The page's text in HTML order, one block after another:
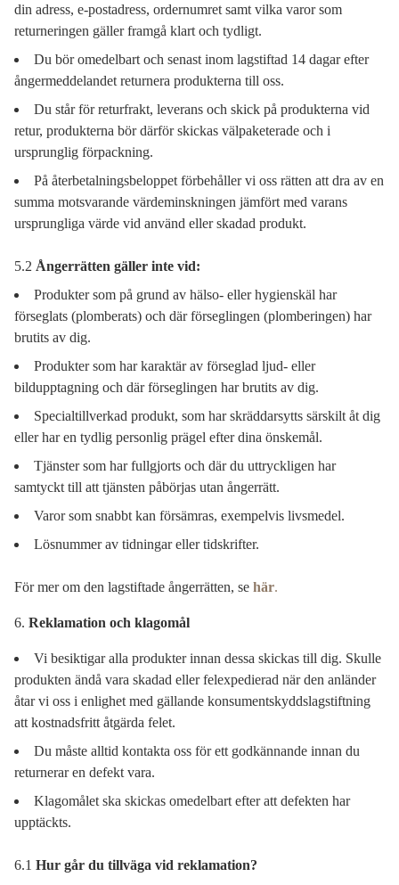
din adress, e-postadress, ordernumret samt vilka varor som
returneringen gäller framgå klart och tydligt.
Du bör omedelbart och senast inom lagstiftad 14 dagar efter
ångermeddelandet returnera produkterna till oss.
Du står för returfrakt, leverans och skick på produkterna vid
retur, produkterna bör därför skickas välpaketerade och i
ursprunglig förpackning.
På återbetalningsbeloppet förbehåller vi oss rätten att dra av en
summa motsvarande värdeminskningen jämfört med varans
ursprungliga värde vid använd eller skadad produkt.
5.2 Ångerrätten gäller inte vid:
Produkter som på grund av hälso- eller hygienskäl har
förseglats (plomberats) och där förseglingen (plomberingen) har
brutits av dig.
Produkter som har karaktär av förseglad ljud- eller
bildupptagning och där förseglingen har brutits av dig.
Specialtillverkad produkt, som har skräddarsytts särskilt åt dig
eller har en tydlig personlig prägel efter dina önskemål.
Tjänster som har fullgjorts och där du uttryckligen har
samtyckt till att tjänsten påbörjas utan ångerrätt.
Varor som snabbt kan försämras, exempelvis livsmedel.
Lösnummer av tidningar eller tidskrifter.
För mer om den lagstiftade ångerrätten, se här.
Reklamation och klagomål
Vi besiktigar alla produkter innan dessa skickas till dig. Skulle
produkten ändå vara skadad eller felexpedierad när den anländer
åtar vi oss i enlighet med gällande konsumentskyddslagstiftning
att kostnadsfritt åtgärda felet.
Du måste alltid kontakta oss för ett godkännande innan du
returnerar en defekt vara.
Klagomålet ska skickas omedelbart efter att defekten har
upptäckts.
6.1 Hur går du tillväga vid reklamation?